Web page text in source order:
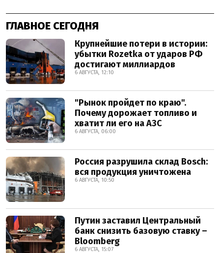
ГЛАВНОЕ СЕГОДНЯ
Крупнейшие потери в истории:
убытки Rozetka от ударов РФ
достигают миллиардов
6 АВГУСТА, 12:10
"Рынок пройдет по краю".
Почему дорожает топливо и
хватит ли его на АЗС
6 АВГУСТА, 06:00
Россия разрушила склад Bosch:
вся продукция уничтожена
6 АВГУСТА, 10:50
Путин заставил Центральный
банк снизить базовую ставку –
Bloomberg
6 АВГУСТА, 15:07